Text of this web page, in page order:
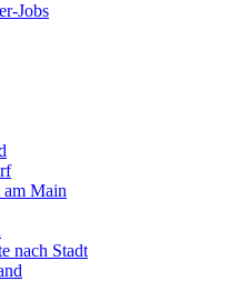
Jobs
am Main
nach Stadt